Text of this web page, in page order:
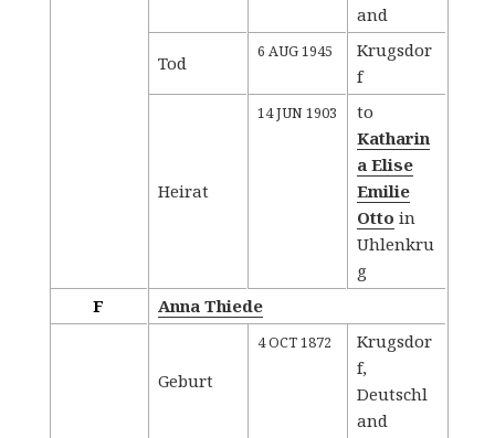
and
Tod
6 AUG 1945
Krugsdor
f
Heirat
14 JUN 1903
to
Katharin
a Elise
Emilie
Otto in
Uhlenkru
g
F
Anna Thiede
Geburt
4 OCT 1872
Krugsdor
f,
Deutschl
and